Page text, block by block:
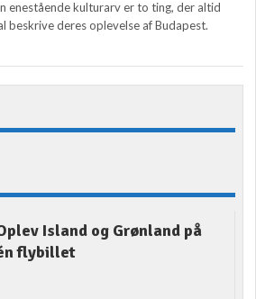
enestående kulturarv er to ting, der altid
beskrive deres oplevelse af Budapest.
Island og Grønland på
flybillet